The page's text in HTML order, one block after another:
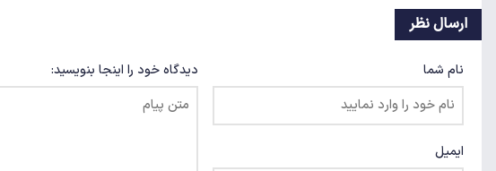
ارسال نظر
نام شما
ایمیل
دیدگاه خود را اینجا بنویسید: